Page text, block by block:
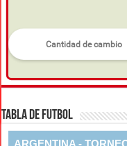
TABLA DE FUTBOL